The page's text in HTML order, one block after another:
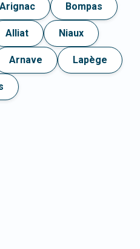
Arignac Bompas
Alliat Niaux
Arnave Lapège